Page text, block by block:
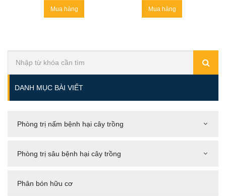
Mua hàng Mua hàng
DANH MỤC BÀI VIẾT
Phòng trị nấm bệnh hại cây trồng
Phòng trị sâu bệnh hại cây trồng
Phân bón hữu cơ